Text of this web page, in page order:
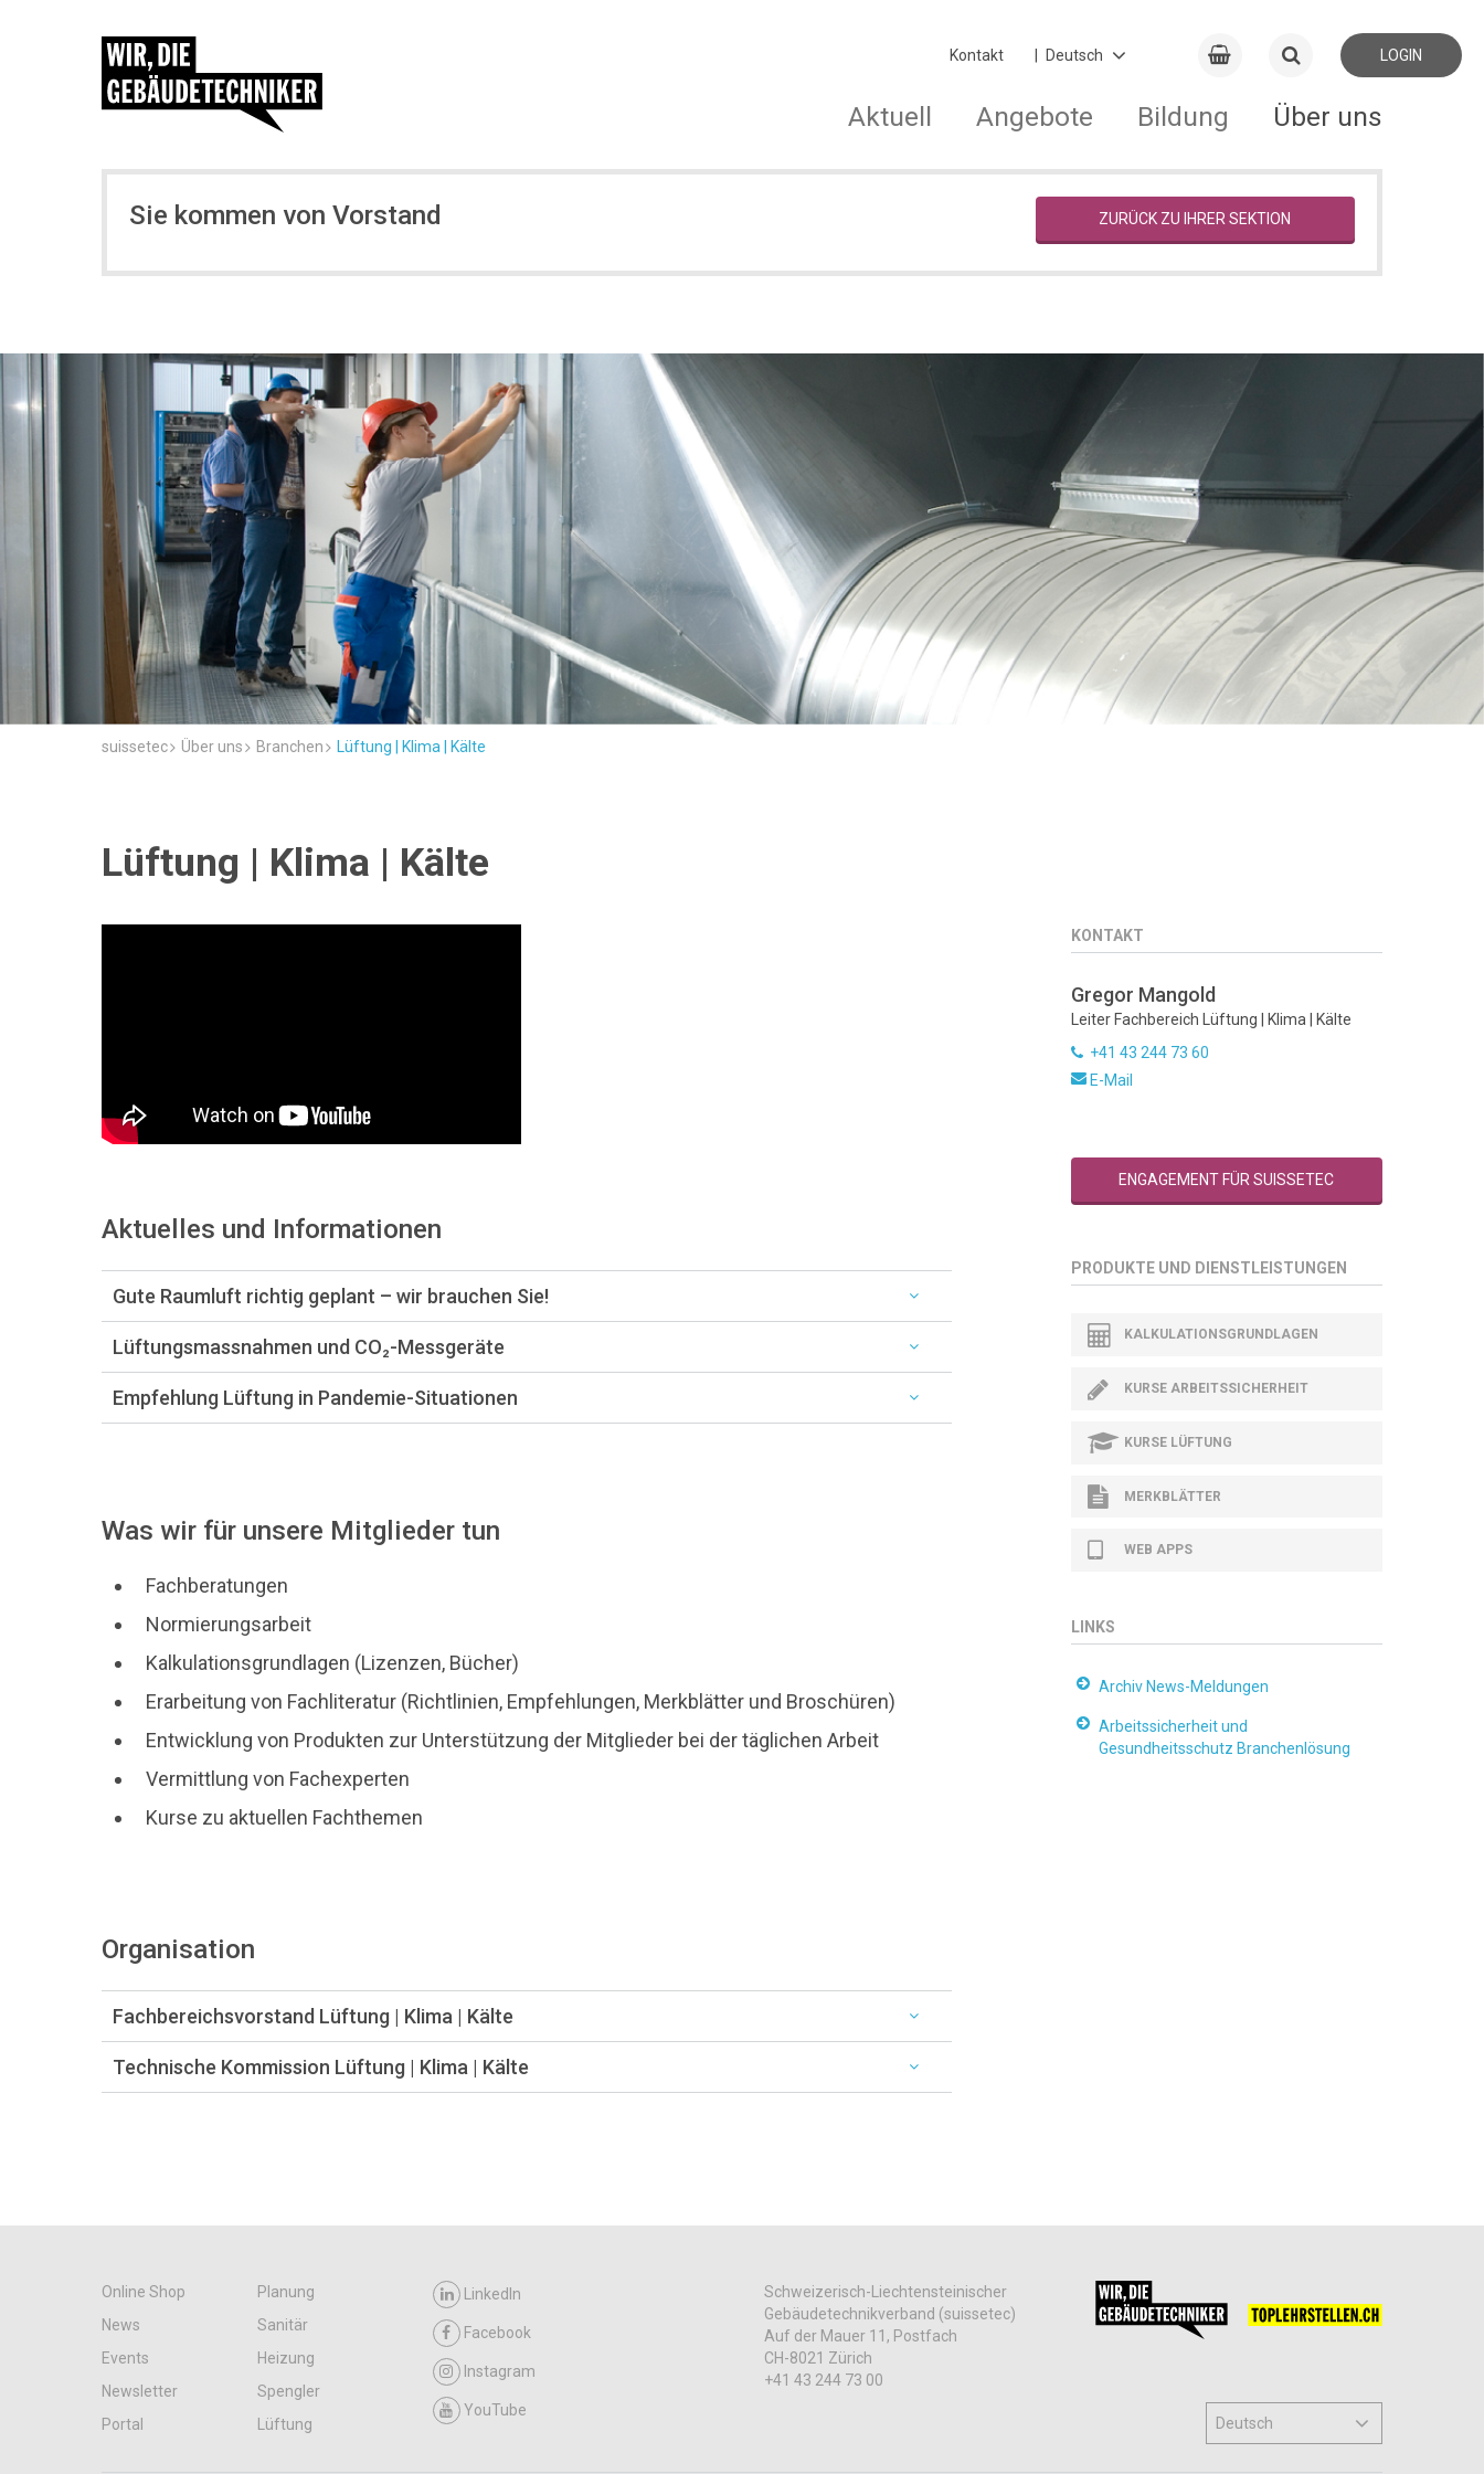
Kontakt LOGIN
Aktuell Angebote Bildung Über uns
Sie kommen von Vorstand ZURÜCK ZU IHRER SEKTION
suissetec Über uns Branchen Lüftung | Klima | Kälte
Lüftung | Klima | Kälte
Aktuelles und Informationen
Gute Raumluft richtig geplant – wir brauchen Sie!
Lüftungsmassnahmen und CO₂-Messgeräte
Empfehlung Lüftung in Pandemie-Situationen
Was wir für unsere Mitglieder tun
Fachberatungen
Normierungsarbeit
Kalkulationsgrundlagen (Lizenzen, Bücher)
Erarbeitung von Fachliteratur (Richtlinien, Empfehlungen, Merkblätter und Broschüren)
Entwicklung von Produkten zur Unterstützung der Mitglieder bei der täglichen Arbeit
Vermittlung von Fachexperten
Kurse zu aktuellen Fachthemen
Organisation
Fachbereichsvorstand Lüftung | Klima | Kälte
Technische Kommission Lüftung | Klima | Kälte
KONTAKT
Gregor Mangold
Leiter Fachbereich Lüftung | Klima | Kälte
+41 43 244 73 60
E-Mail
ENGAGEMENT FÜR SUISSETEC
PRODUKTE UND DIENSTLEISTUNGEN
KALKULATIONSGRUNDLAGEN
KURSE ARBEITSSICHERHEIT
KURSE LÜFTUNG
MERKBLÄTTER
WEB APPS
LINKS
Archiv News-Meldungen
Arbeitssicherheit und
Gesundheitsschutz Branchenlösung
Online Shop
Planung
News
Sanitär
Events
Heizung
Newsletter
Spengler
Portal
Lüftung
LinkedIn
Facebook
Instagram
YouTube
Schweizerisch-Liechtensteinischer
Gebäudetechnikverband (suissetec)
Auf der Mauer 11, Postfach
CH-8021 Zürich
+41 43 244 73 00